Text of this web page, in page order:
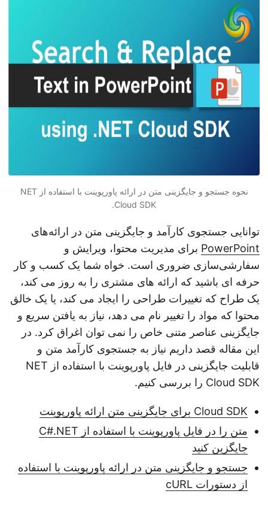
نحوه جستجو و جایگزینی متن در ارائه پاورپوینت با استفاده از NET
Cloud SDK.
توانایی جستجوی کارآمد و جایگزینی متن در ارائه‌های
PowerPointبرای مدیریت محتوا، ویرایش و
سفارشی‌سازی ضروری است. خواه شما یک کسب و کار
حرفه ای باشید که ارائه های مشتری را به روز می کند،
یک طراح که تغییرات طراحی را ایجاد می کند، یا یک خالق
محتوا که مواد را تغییر نام می دهد، نیاز به یافتن سریع و
جایگزینی عناصر متنی خاص را نمی توان اغراق کرد. در
این مقاله قصد داریم نیاز به جستجوی کارآمد متن و
قابلیت جایگزینی در فایل پاورپوینت با استفاده از NET
Cloud SDK را بررسی کنیم.
Cloud SDK برای جایگزینی متن ارائه پاورپوینت
متن را در فایل پاورپوینت با استفاده از C#.NET
جایگزین کنید
جستجو و جایگزینی متن در ارائه پاورپوینت با استفاده
از دستورات cURL